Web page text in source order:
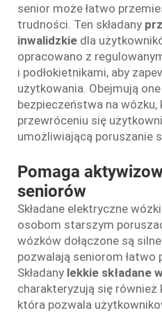
senior może łatwo
trudności. Ten składany
inwalidzkie dla
opracowano z
i podłokietnikami, aby
użytkowania. Obejmują
bezpieczeństwa na wózku,
przewróceniu się
umożliwiającą poruszanie
Pomaga
seniorów
Składane elektryczne
osobom starszym
wózków dołączone są
pozwalają seniorom łatwo
Składany lekkie składane
charakteryzują się
która pozwala